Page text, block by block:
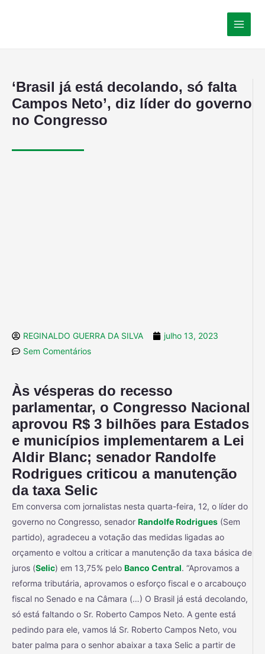
‘Brasil já está decolando, só falta
Campos Neto’, diz líder do governo
no Congresso
REGINALDO GUERRA DA SILVA
julho 13, 2023
Sem Comentários
Às vésperas do recesso
parlamentar, o Congresso Nacional
aprovou R$ 3 bilhões para Estados
e municípios implementarem a Lei
Aldir Blanc; senador Randolfe
Rodrigues criticou a manutenção
da taxa Selic
Em conversa com jornalistas nesta quarta-feira, 12, o líder do
governo no Congresso, senador Randolfe Rodrigues (Sem
partido), agradeceu a votação das medidas ligadas ao
orçamento e voltou a criticar a manutenção da taxa básica de
juros (Selic) em 13,75% pelo Banco Central. “Aprovamos a
reforma tributária, aprovamos o esforço fiscal e o arcabouço
fiscal no Senado e na Câmara (…) O Brasil já está decolando,
só está faltando o Sr. Roberto Campos Neto. A gente está
pedindo para ele, vamos lá Sr. Roberto Campos Neto, vou
bater palma para o senhor abaixar a taxa Selic a partir de